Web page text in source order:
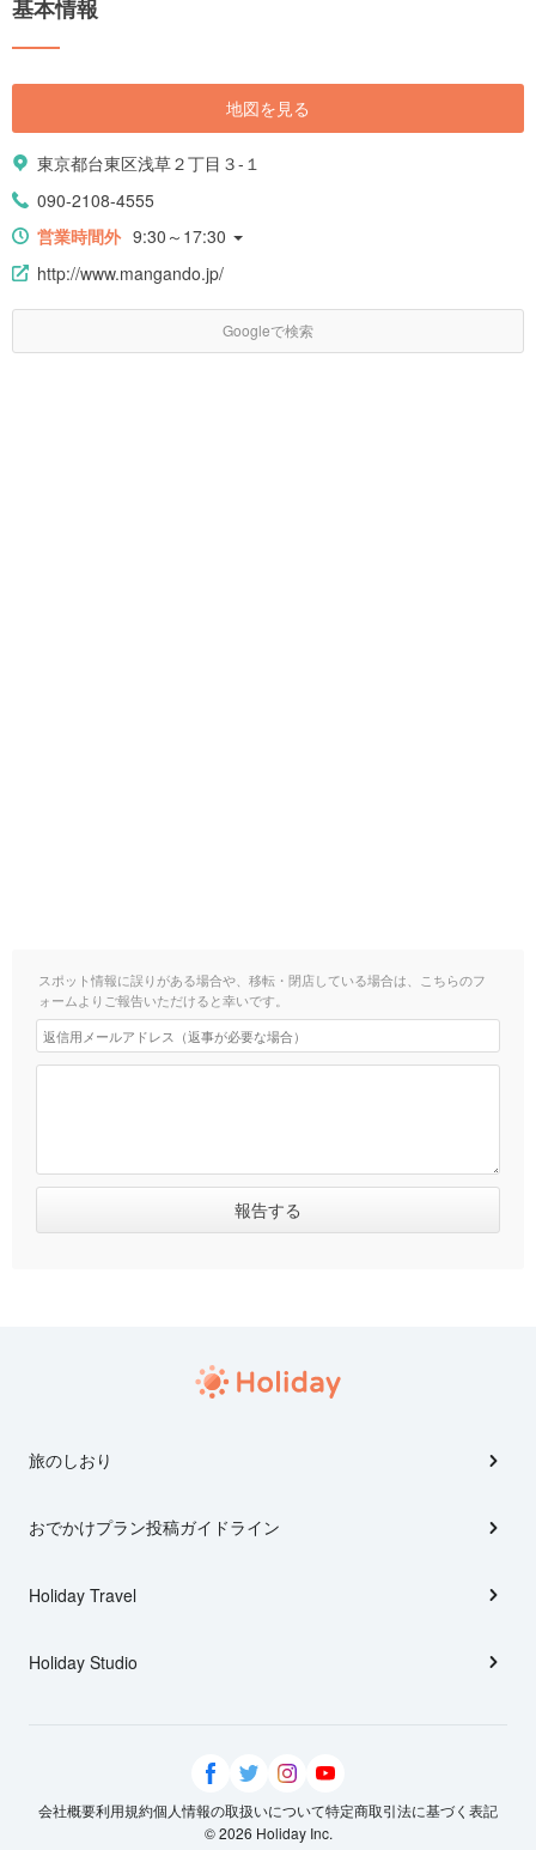
基本情報
地図を見る
東京都台東区浅草２丁目３-１
090-2108-4555
営業時間外 9:30～17:30
http://www.mangando.jp/
Googleで検索
スポット情報に誤りがある場合や、移転・閉店している場合は、こちらのフ
ォームよりご報告いただけると幸いです。
旅のしおり
おでかけプラン投稿ガイドライン
Holiday Travel
Holiday Studio
会社概要利用規約個人情報の取扱いについて特定商取引法に基づく表記
© 2026 Holiday Inc.